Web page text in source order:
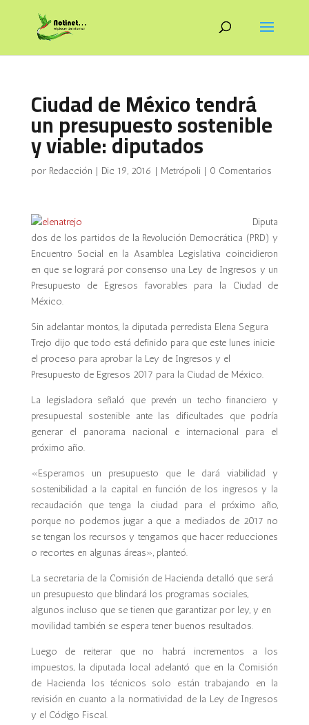
Ciudad de México tendrá
un presupuesto sostenible
y viable: diputados
por Redacción | Dic 19, 2016 | Metrópoli | 0 Comentarios
Diputa
dos de los partidos de la Revolución Democrática (PRD) y
Encuentro Social en la Asamblea Legislativa coincidieron
en que se logrará por consenso una Ley de Ingresos y un
Presupuesto de Egresos favorables para la Ciudad de
México.
Sin adelantar montos, la diputada perredista Elena Segura
Trejo dijo que todo está definido para que este lunes inicie
el proceso para aprobar la Ley de Ingresos y el
Presupuesto de Egresos 2017 para la Ciudad de México.
La legisladora señaló que prevén un techo financiero y
presupuestal sostenible ante las dificultades que podría
generar el panorama nacional e internacional para el
próximo año.
«Esperamos un presupuesto que le dará viabilidad y
sostenibilidad a la capital en función de los ingresos y la
recaudación que tenga la ciudad para el próximo año,
porque no podemos jugar a que a mediados de 2017 no
se tengan los recursos y tengamos que hacer reducciones
o recortes en algunas áreas», planteó.
La secretaria de la Comisión de Hacienda detalló que será
un presupuesto que blindará los programas sociales,
algunos incluso que se tienen que garantizar por ley, y en
movilidad también se espera tener buenos resultados.
Luego de reiterar que no habrá incrementos a los
impuestos, la diputada local adelantó que en la Comisión
de Hacienda los técnicos solo están trabajando en la
revisión en cuanto a la normatividad de la Ley de Ingresos
y el Código Fiscal.